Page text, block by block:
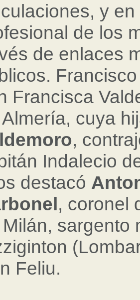
y
de los
de enlaces
Francisca
cuya
,
Indalecio
destacó
, coronel
sargento
Feliu.